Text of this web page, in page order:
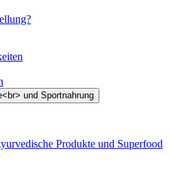
Produkte und Superfood